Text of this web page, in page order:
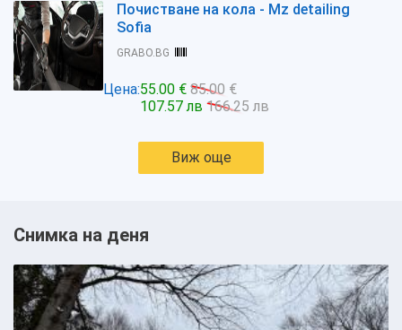
Почистване на кола - Mz detailing
Sofia
GRABO.BG
Цена:55.00 € 85.00 €
107.57 лв 166.25 лв
Виж още
Снимка на деня